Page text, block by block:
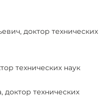
доктор технических
технических наук
технических